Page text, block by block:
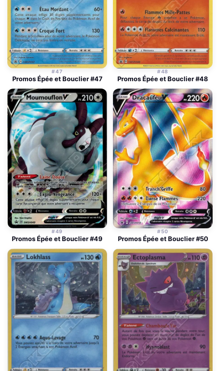
#47
Promos Épée et Bouclier #47
#48
Promos Épée et Bouclier #48
#49
Promos Épée et Bouclier #49
#50
Promos Épée et Bouclier #50